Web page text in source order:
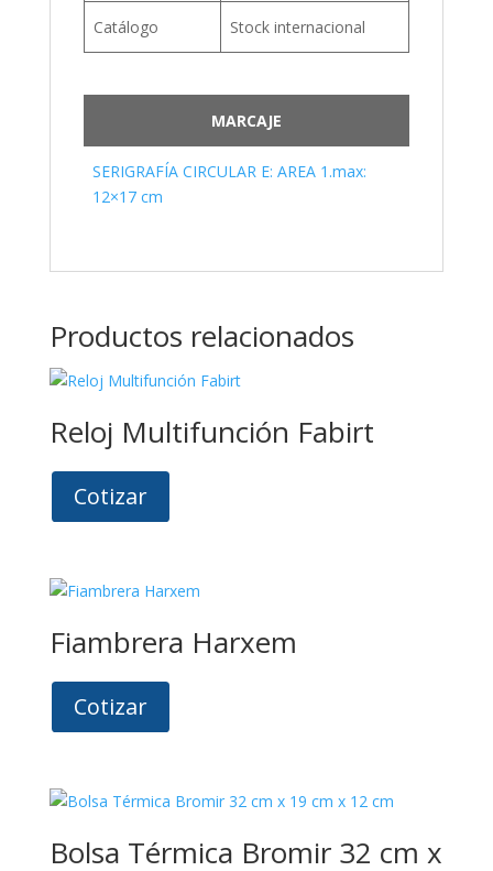
Catálogo Stock internacional
MARCAJE
SERIGRAFÍA CIRCULAR E: AREA 1.max:
12×17 cm
Productos relacionados
Reloj Multifunción Fabirt
Cotizar
Fiambrera Harxem
Cotizar
Bolsa Térmica Bromir 32 cm x